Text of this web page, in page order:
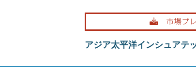
アジア太平洋インシュアテ